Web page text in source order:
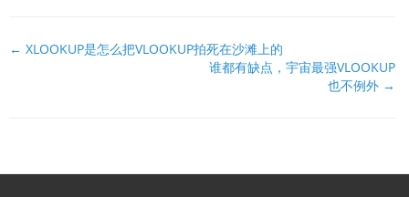
文
← XLOOKUP是怎么把VLOOKUP拍死在沙滩上的
谁都有缺点，宇宙最强VLOOKUP
也不例外 →